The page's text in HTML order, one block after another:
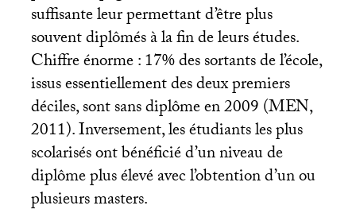
suffisante leur permettant d’être plus
souvent diplômés à la fin de leurs études.
Chiffre énorme : 17% des sortants de l’école,
issus essentiellement des deux premiers
déciles, sont sans diplôme en 2009 (MEN,
2011). Inversement, les étudiants les plus
scolarisés ont bénéficié d’un niveau de
diplôme plus élevé avec l’obtention d’un ou
plusieurs masters.